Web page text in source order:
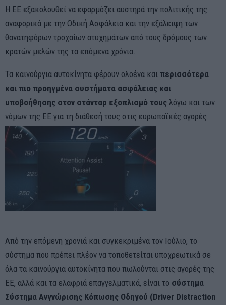
Η ΕΕ εξακολουθεί να εφαρμόζει αυστηρά την πολιτικής της
αναφορικά με την Οδική Ασφάλεια και την εξάλειψη των
θανατηφόρων τροχαίων ατυχημάτων από τους δρόμους των
κρατών μελών της τα επόμενα χρόνια.
Τα καινούργια αυτοκίνητα φέρουν ολοένα και περισσότερα
και πιο προηγμένα συστήματα ασφάλειας και
υποβοήθησης στον στάνταρ εξοπλισμό τους λόγω και των
νόμων της ΕΕ για τη διάθεσή τους στις ευρωπαϊκές αγορές.
Από την επόμενη χρονιά και συγκεκριμένα τον Ιούλιο, το
σύστημα που πρέπει πλέον να τοποθετείται υποχρεωτικά σε
όλα τα καινούργια αυτοκίνητα που πωλούνται στις αγορές της
EE, αλλά και τα ελαφριά επαγγελματικά, είναι το σύστημα
Σύστημα Ανγνώρισης Κόπωσης Οδηγού (Driver Distraction